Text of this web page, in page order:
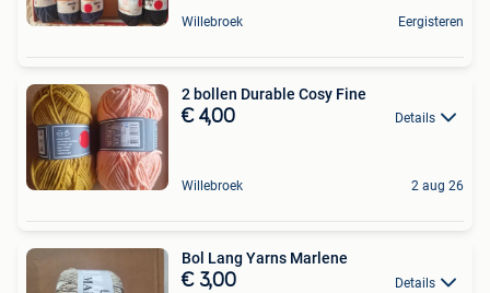
Willebroek Eergisteren
2 bollen Durable Cosy Fine
€ 4,00 Details
Willebroek 2 aug 26
Bol Lang Yarns Marlene
€ 3,00 Details